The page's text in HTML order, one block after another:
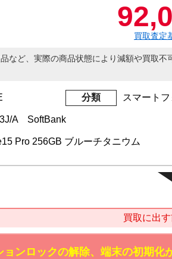
買取査定
など、実際の商品状態により減額や買取
分類 スマート
A SoftBank
Pro 256GB ブルーチタニウム
買取に出
ョンロックの解除、端末の初期化